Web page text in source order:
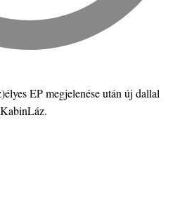
EP megjelenése után új dallal